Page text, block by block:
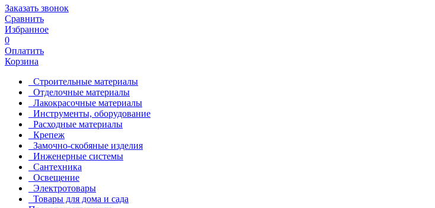
Заказать звонок
Сравнить
Избранное
0
Оплатить
Корзина
Строительные материалы
Отделочные материалы
Лакокрасочные материалы
Инструменты, оборудование
Расходные материалы
Крепеж
Замочно-скобяные изделия
Инженерные системы
Сантехника
Освещение
Электротовары
Товары для дома и сада